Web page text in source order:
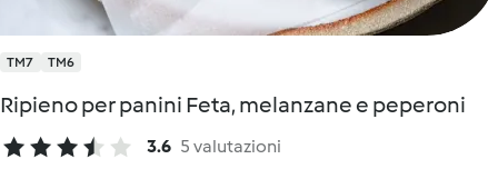
TM7 TM6
Ripieno per panini Feta, melanzane e peperoni
3.6 5 valutazioni